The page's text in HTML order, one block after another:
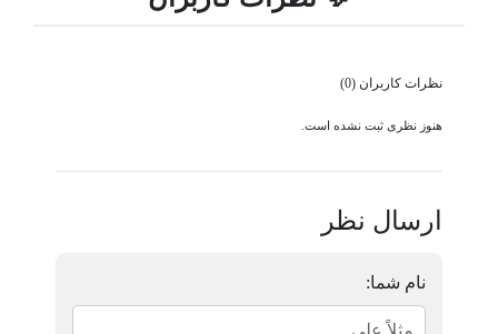
نظرات کاربران (0)
هنوز نظری ثبت نشده است.
ارسال نظر
نام شما: